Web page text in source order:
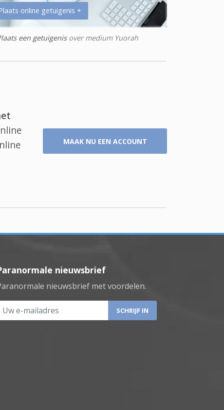
online getuigenis +
een getuigenisover medium Yuorah
MAAK NU EEN ACCOUNT
nieuwsbrief
nieuwsbrief met voordelen.
Uw e-mailadres